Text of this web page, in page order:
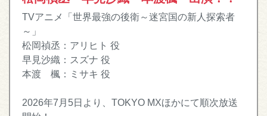
TVアニメ「世界最強の後衛～迷宮国の新人探索者
～」
松岡禎丞：アリヒト 役
早見沙織：スズナ 役
本渡 楓：ミサキ 役
2026年7月5日より、TOKYO MXほかにて順次放送